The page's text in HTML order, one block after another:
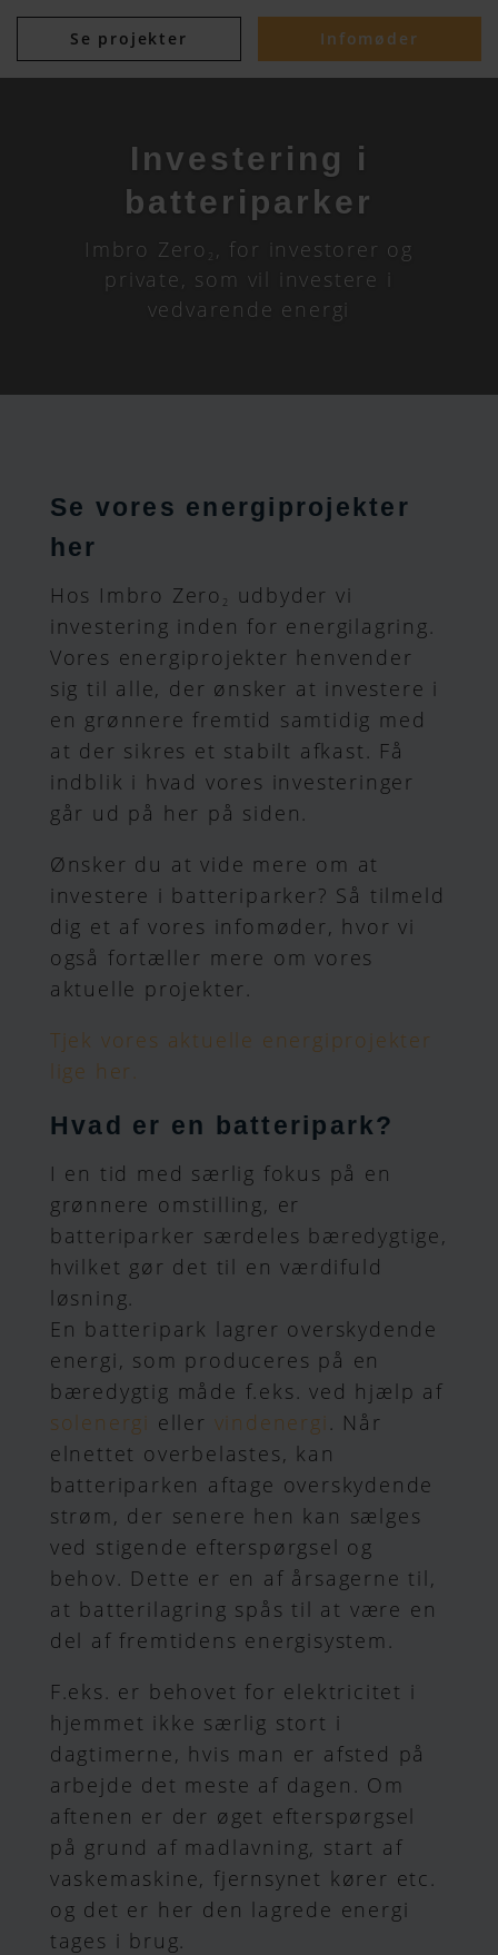
Investering i
batteriparker
Imbro Zero 2 , for investorer og
private, som vil investere i
vedvarende energi
Se vores energiprojekter
her
Hos Imbro Zero 2
udbyder vi
investering inden for energilagring.
Vores energiprojekter henvender
sig til alle, der ønsker at investere i
en grønnere fremtid samtidig med
at der sikres et stabilt afkast. Få
indblik i hvad vores investeringer
går ud på her på siden.
Ønsker du at vide mere om at
investere i batteriparker? Så tilmeld
dig et af vores infomøder, hvor vi
også fortæller mere om vores
aktuelle projekter.
Tjek vores aktuelle energiprojekter
lige her.
Hvad er en batteripark?
I en tid med særlig fokus på en
grønnere omstilling, er
batteriparker særdeles bæredygtige,
hvilket gør det til en værdifuld
løsning.
En batteripark lagrer overskydende
energi, som produceres på en
bæredygtig måde f.eks. ved hjælp af
solenergi
eller vindenergi . Når
elnettet overbelastes, kan
batteriparken aftage overskydende
strøm, der senere hen kan sælges
ved stigende efterspørgsel og
behov. Dette er en af årsagerne til,
at batterilagring spås til at være en
del af fremtidens energisystem.
F.eks. er behovet for elektricitet i
hjemmet ikke særlig stort i
dagtimerne, hvis man er afsted på
arbejde det meste af dagen. Om
aftenen er der øget efterspørgsel
på grund af madlavning, start af
vaskemaskine, fjernsynet kører etc.
og det er her den lagrede energi
tages i brug.
Se projekter Infomøder